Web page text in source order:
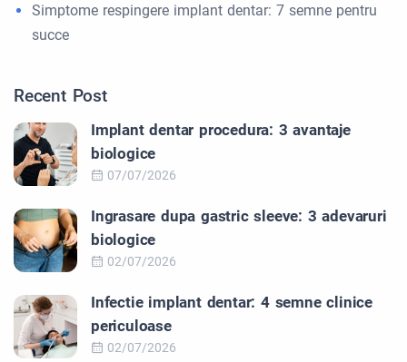
Simptome respingere implant dentar: 7 semne pentru
succe
Recent Post
Implant dentar procedura: 3 avantaje
biologice
07/07/2026
Ingrasare dupa gastric sleeve: 3 adevaruri
biologice
02/07/2026
Infectie implant dentar: 4 semne clinice
periculoase
02/07/2026